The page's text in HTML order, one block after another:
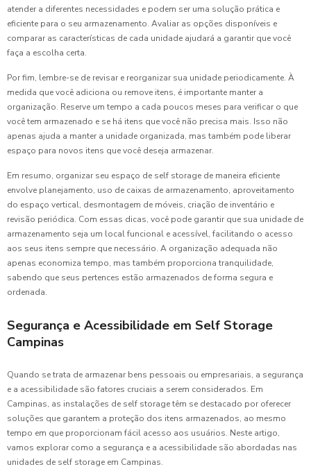
atender a diferentes necessidades e podem ser uma solução prática e
eficiente para o seu armazenamento. Avaliar as opções disponíveis e
comparar as características de cada unidade ajudará a garantir que você
faça a escolha certa.
Por fim, lembre-se de revisar e reorganizar sua unidade periodicamente. À
medida que você adiciona ou remove itens, é importante manter a
organização. Reserve um tempo a cada poucos meses para verificar o que
você tem armazenado e se há itens que você não precisa mais. Isso não
apenas ajuda a manter a unidade organizada, mas também pode liberar
espaço para novos itens que você deseja armazenar.
Em resumo, organizar seu espaço de self storage de maneira eficiente
envolve planejamento, uso de caixas de armazenamento, aproveitamento
do espaço vertical, desmontagem de móveis, criação de inventário e
revisão periódica. Com essas dicas, você pode garantir que sua unidade de
armazenamento seja um local funcional e acessível, facilitando o acesso
aos seus itens sempre que necessário. A organização adequada não
apenas economiza tempo, mas também proporciona tranquilidade,
sabendo que seus pertences estão armazenados de forma segura e
ordenada.
Segurança e Acessibilidade em Self Storage
Campinas
Quando se trata de armazenar bens pessoais ou empresariais, a segurança
e a acessibilidade são fatores cruciais a serem considerados. Em
Campinas, as instalações de self storage têm se destacado por oferecer
soluções que garantem a proteção dos itens armazenados, ao mesmo
tempo em que proporcionam fácil acesso aos usuários. Neste artigo,
vamos explorar como a segurança e a acessibilidade são abordadas nas
unidades de self storage em Campinas.